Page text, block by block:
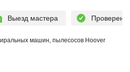
Выезд мастера Проверен
машин, пылесосов Hoover